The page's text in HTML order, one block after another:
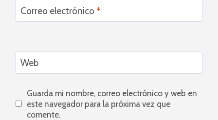
Correo electrónico *
Web
Guarda mi nombre, correo electrónico y web en
este navegador para la próxima vez que
comente.